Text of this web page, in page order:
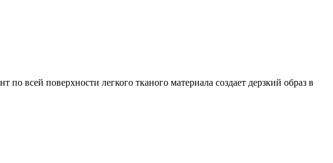
всей поверхности легкого тканого материала создает дерзкий образ в